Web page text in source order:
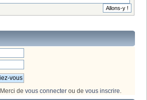
. Merci de vous connecter ou de vous inscrire